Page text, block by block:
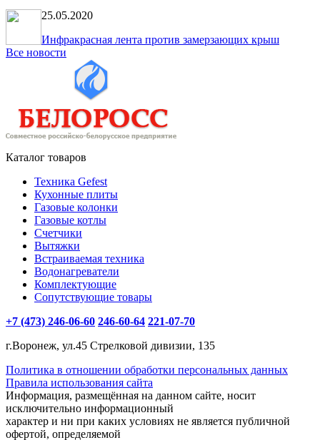
25.05.2020
Инфракрасная лента против замерзающих крыш
Все новости
Каталог товаров
Техника Gefest
Кухонные плиты
Газовые колонки
Газовые котлы
Счетчики
Вытяжки
Встраиваемая техника
Водонагреватели
Комплектующие
Сопутствующие товары
+7 (473) 246-06-60 246-60-64 221-07-70
г.Воронеж, ул.45 Стрелковой дивизии, 135
Политика в отношении обработки персональных данных
Правила использования сайта
Информация, размещённая на данном сайте, носит
исключительно информационный
характер и ни при каких условиях не является публичной
офертой, определяемой